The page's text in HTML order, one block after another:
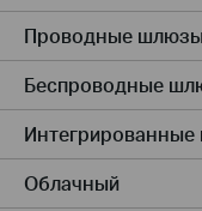
Проводные шлюзы
Беспроводные
Облачный